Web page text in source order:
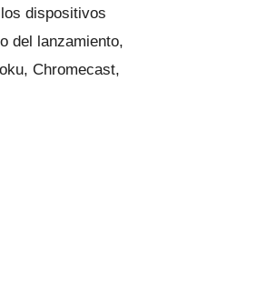
dispositivos
del lanzamiento,
Chromecast,